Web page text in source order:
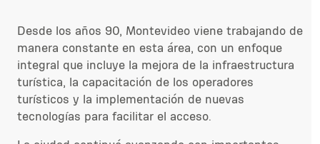
Desde los años 90, Montevideo viene trabajando de
manera constante en esta área, con un enfoque
integral que incluye la mejora de la infraestructura
turística, la capacitación de los operadores
turísticos y la implementación de nuevas
tecnologías para facilitar el acceso.